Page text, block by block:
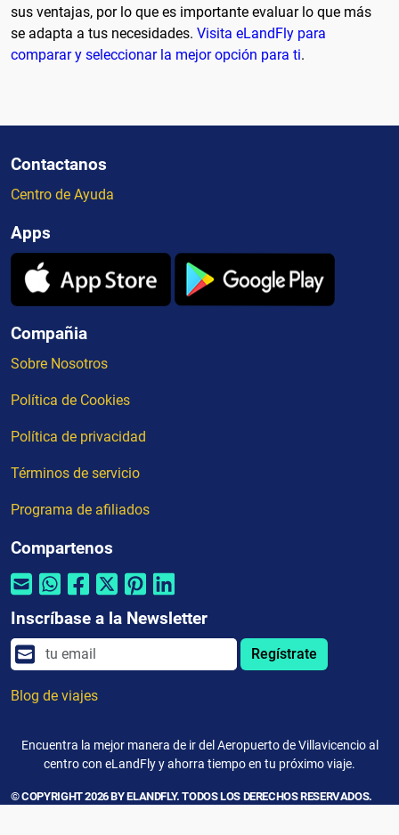
sus ventajas, por lo que es importante evaluar lo que más
se adapta a tus necesidades. Visita eLandFly para
comparar y seleccionar la mejor opción para ti.
Contactanos
Centro de Ayuda
Apps
Compañia
Sobre Nosotros
Política de Cookies
Política de privacidad
Términos de servicio
Programa de afiliados
Compartenos
Inscríbase a la Newsletter
Regístrate
Blog de viajes
Encuentra la mejor manera de ir del Aeropuerto de Villavicencio al
centro con eLandFly y ahorra tiempo en tu próximo viaje.
© COPYRIGHT 2026 BY ELANDFLY. TODOS LOS DERECHOS RESERVADOS.